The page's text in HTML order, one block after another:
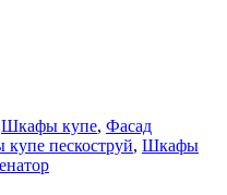
Шкафы купе, Фасад
пескоструй, Шкафы